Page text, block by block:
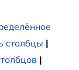
столбцы |
|